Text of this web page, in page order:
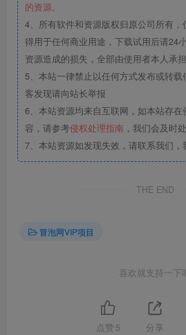
的资源。
4、所有软件和资源版权归原公司所有
得用于任何商业用途，下载试用后请24
资源造成的损失，全部由使用者本人承担
5、本站一律禁止以任何方式发布或转
客发现请向站长举报
6、本站资源均来自互联网，如本站存
容，请参考侵权处理指南 ，我们会及时
7、本站资源如发现失效，请联系我们，
THE END
冒泡网VIP项目
喜欢就支持一下
点赞 5 分享